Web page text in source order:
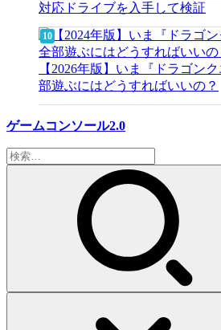
対応ドライブを入手して検証
【2026年版】いま『ドラゴン
部遊ぶにはどうすればいいの？
ゲームコンソール2.0
検
索: